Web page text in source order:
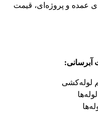
عمده و پروژه‌ای، قیمت
آبرسانی:
لوله‌کشی